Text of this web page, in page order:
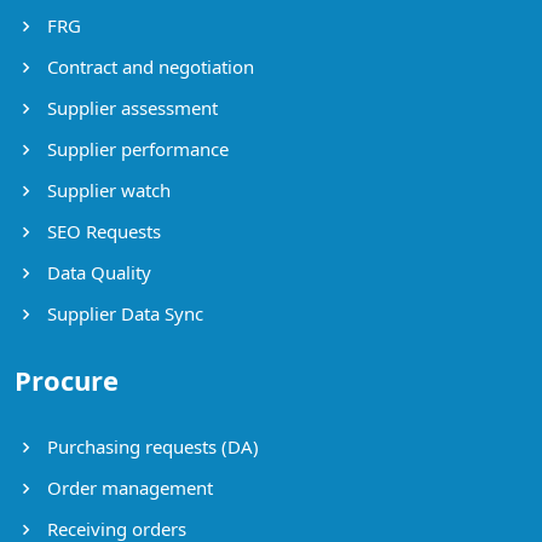
FRG
Contract and negotiation
Supplier assessment
Supplier performance
Supplier watch
SEO Requests
Data Quality
Supplier Data Sync
Procure
Purchasing requests (DA)
Order management
Receiving orders